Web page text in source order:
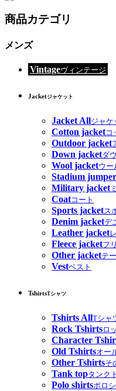
商品カテゴリ
メンズ
Vintageヴィンテージ
Jacketジャケット
Jacket Allジャケ
Cotton jacketコ
Outdoor jacket
Down jacketダ
Wool jacketウー
Stadium jumper
Military jacket
Coatコート
Sports jacketス
Denim jacketデ
Leather jacket
Fleece jacketフ
Other jacketテ
Vestベスト
TshirtsTシャツ
Tshirts AllTシャ
Rock Tshirtsロ
Character
Old Tshirtsオー
Other Tshirtsそ
Tank topタンク
Polo shirtsポロ